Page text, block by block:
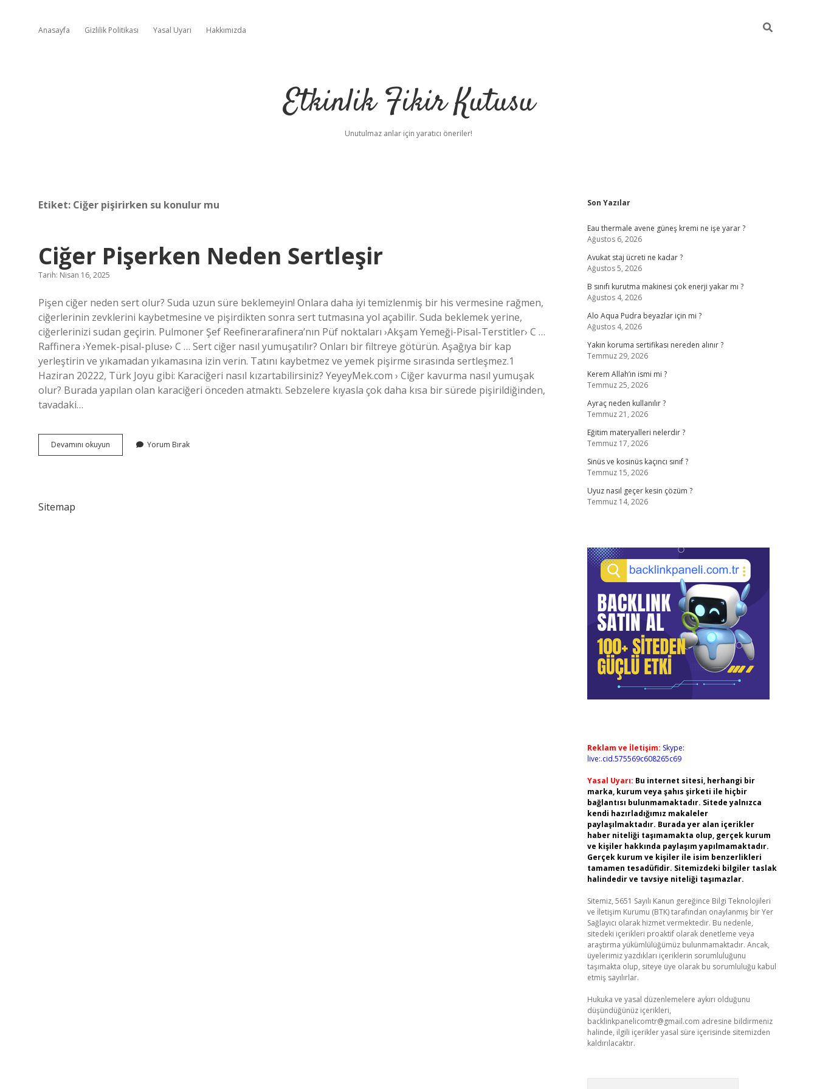
Anasayfa Gizlilik Politikası Yasal Uyarı Hakkımızda
Etkinlik Fikir Kutusu
Unutulmaz anlar için yaratıcı öneriler!
Etiket: Ciğer pişirirken su konulur mu
Ciğer Pişerken Neden Sertleşir
Tarih: Nisan 16, 2025
Pişen ciğer neden sert olur? Suda uzun süre beklemeyin! Onlara daha iyi temizlenmiş bir his vermesine rağmen,
ciğerlerinin zevklerini kaybetmesine ve pişirdikten sonra sert tutmasına yol açabilir. Suda beklemek yerine,
ciğerlerinizi sudan geçirin. Pulmoner Şef Reefinerarafinera’nın Püf noktaları ›Akşam Yemeği-Pisal-Terstitler› C …
Raffinera ›Yemek-pisal-pluse› C … Sert ciğer nasıl yumuşatılır? Onları bir filtreye götürün. Aşağıya bir kap
yerleştirin ve yıkamadan yıkamasına izin verin. Tatını kaybetmez ve yemek pişirme sırasında sertleşmez.1
Haziran 20222, Türk Joyu gibi: Karaciğeri nasıl kızartabilirsiniz? YeyeyMek.com › Ciğer kavurma nasıl yumuşak
olur? Burada yapılan olan karaciğeri önceden atmaktı. Sebzelere kıyasla çok daha kısa bir sürede pişirildiğinden,
tavadaki…
Devamını okuyun
Pişerken
Yorum Bırak
Sitemap
Sidebar
Son Yazılar
Eau thermale avene güneş kremi ne işe yarar ?
Ağustos 6, 2026
Avukat staj ücreti ne kadar ?
Ağustos 5, 2026
B sınıfı kurutma makinesi çok enerji yakar mı ?
Ağustos 4, 2026
Alo Aqua Pudra beyazlar için mi ?
Ağustos 4, 2026
Yakın koruma sertifikası nereden alınır ?
Temmuz 29, 2026
Kerem Allah’ın ismi mi ?
Temmuz 25, 2026
Ayraç neden kullanılır ?
Temmuz 21, 2026
Eğitim materyalleri nelerdir ?
Temmuz 17, 2026
Sinüs ve kosinüs kaçıncı sınıf ?
Temmuz 15, 2026
Uyuz nasıl geçer kesin çözüm ?
Temmuz 14, 2026
Reklam ve İletişim: Skype:
live:.cid.575569c608265c69
Yasal Uyarı: Bu internet sitesi, herhangi bir
marka, kurum veya şahıs şirketi ile hiçbir
bağlantısı bulunmamaktadır. Sitede yalnızca
kendi hazırladığımız makaleler
paylaşılmaktadır. Burada yer alan içerikler
haber niteliği taşımamakta olup, gerçek kurum
ve kişiler hakkında paylaşım yapılmamaktadır.
Gerçek kurum ve kişiler ile isim benzerlikleri
tamamen tesadüfidir. Sitemizdeki bilgiler taslak
halindedir ve tavsiye niteliği taşımazlar.
Sitemiz, 5651 Sayılı Kanun gereğince Bilgi Teknolojileri
ve İletişim Kurumu (BTK) tarafından onaylanmış bir Yer
Sağlayıcı olarak hizmet vermektedir. Bu nedenle,
sitedeki içerikleri proaktif olarak denetleme veya
araştırma yükümlülüğümüz bulunmamaktadır. Ancak,
üyelerimiz yazdıkları içeriklerin sorumluluğunu
taşımakta olup, siteye üye olarak bu sorumluluğu kabul
etmiş sayılırlar.
Hukuka ve yasal düzenlemelere aykırı olduğunu
düşündüğünüz içerikleri,
backlinkpanelicomtr@gmail.com adresine bildirmeniz
halinde, ilgili içerikler yasal süre içerisinde sitemizden
kaldırılacaktır.